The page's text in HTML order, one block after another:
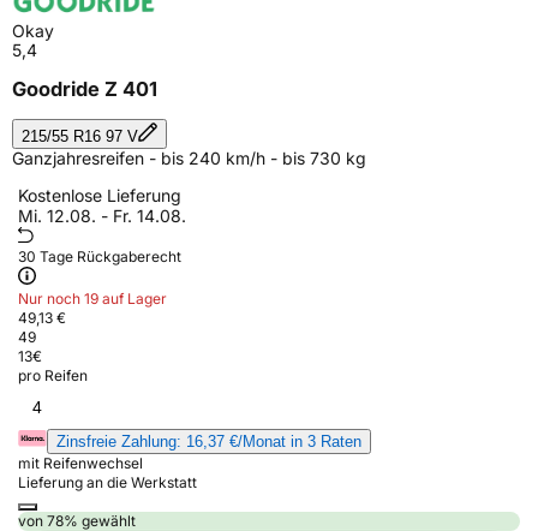
Okay
5,4
Goodride Z 401
215/55 R16 97 V
Ganzjahresreifen - bis 240 km/h - bis 730 kg
Kostenlose Lieferung
Mi. 12.08. - Fr. 14.08.
30 Tage Rückgaberecht
Nur noch 19 auf Lager
49,13 €
49
13€
pro Reifen
4
Zinsfreie Zahlung: 16,37 €/Monat in 3 Raten
mit Reifenwechsel
Lieferung an die Werkstatt
von 78% gewählt